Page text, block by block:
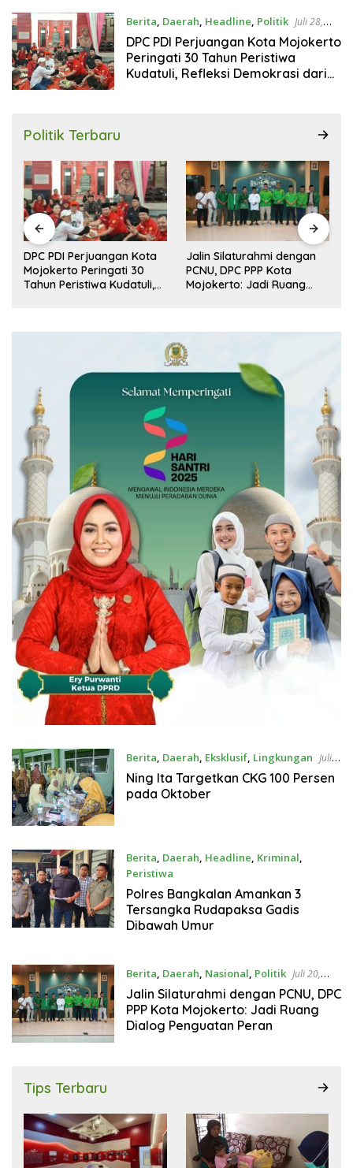
Berita, Daerah, Headline, Politik Juli 28,
2026
DPC PDI Perjuangan Kota Mojokerto
Peringati 30 Tahun Peristiwa
Kudatuli, Refleksi Demokrasi dari
Politik Terbaru
DPC PDI Perjuangan Kota
Mojokerto Peringati 30
Tahun Peristiwa Kudatuli,
Jalin Silaturahmi dengan
PCNU, DPC PPP Kota
Mojokerto: Jadi Ruang
Berita, Daerah, Eksklusif, Lingkungan Juli
23, 2026
Ning Ita Targetkan CKG 100 Persen
pada Oktober
Berita, Daerah, Headline, Kriminal,
Peristiwa
Juli 21, 2026
Polres Bangkalan Amankan 3
Tersangka Rudapaksa Gadis
Dibawah Umur
Berita, Daerah, Nasional, Politik Juli 20,
2026
Jalin Silaturahmi dengan PCNU, DPC
PPP Kota Mojokerto: Jadi Ruang
Dialog Penguatan Peran
Tips Terbaru